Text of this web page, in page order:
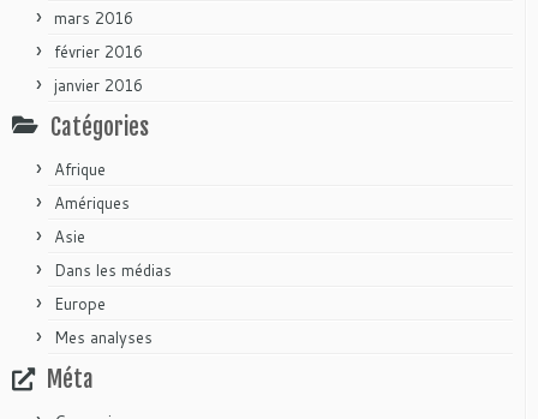
mars 2016
février 2016
janvier 2016
Catégories
Afrique
Amériques
Asie
Dans les médias
Europe
Mes analyses
Méta